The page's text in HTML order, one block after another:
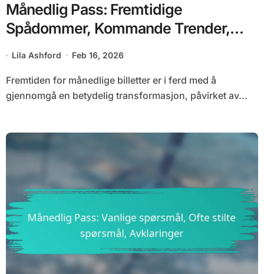
Månedlig Pass: Fremtidige
Spådommer, Kommande Trender,
Endringer
Lila Ashford Feb 16, 2026
Fremtiden for månedlige billetter er i ferd med å
gjennomgå en betydelig transformasjon, påvirket av...